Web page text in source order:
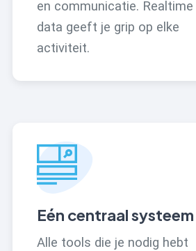
en communicatie. Realtime
data geeft je grip op elke
activiteit.
Eén centraal systeem
Alle tools die je nodig hebt